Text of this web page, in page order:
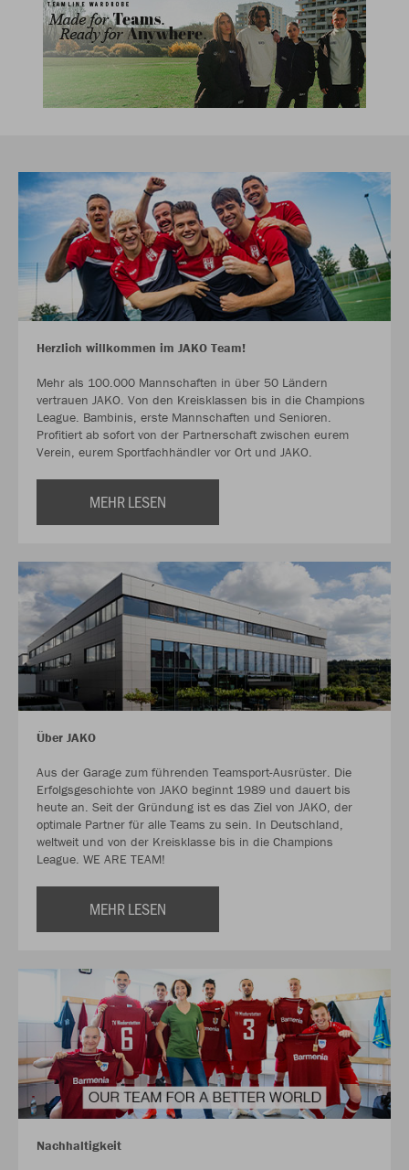
Herzlich willkommen im JAKO Team!
Mehr als 100.000 Mannschaften in über 50 Ländern
vertrauen JAKO. Von den Kreisklassen bis in die Champions
League. Bambinis, erste Mannschaften und Senioren.
Profitiert ab sofort von der Partnerschaft zwischen eurem
Verein, eurem Sportfachhändler vor Ort und JAKO.
MEHR LESEN
Über JAKO
Aus der Garage zum führenden Teamsport-Ausrüster. Die
Erfolgsgeschichte von JAKO beginnt 1989 und dauert bis
heute an. Seit der Gründung ist es das Ziel von JAKO, der
optimale Partner für alle Teams zu sein. In Deutschland,
weltweit und von der Kreisklasse bis in die Champions
League. WE ARE TEAM!
MEHR LESEN
Nachhaltigkeit